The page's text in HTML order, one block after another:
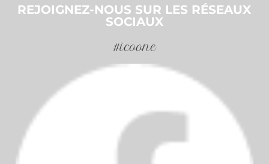
REJOIGNEZ-NOUS SUR LES RÉSEAUX
SOCIAUX
#icoone